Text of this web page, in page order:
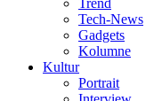
Trend
Tech-News
Gadgets
Kolumne
Kultur
Portrait